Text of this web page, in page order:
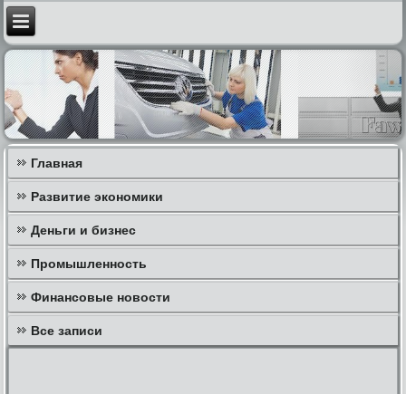
Главная
Развитие экономики
Деньги и бизнес
Промышленность
Финансовые новости
Все записи